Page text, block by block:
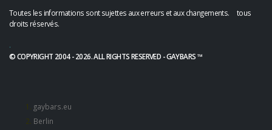
Toutes les informations sont sujettes aux erreurs et aux changements. tous
droits réservés.
.
© COPYRIGHT 2004 - 2026. ALL RIGHTS RESERVED - GAYBARS ™
gaybars.eu
Berlin